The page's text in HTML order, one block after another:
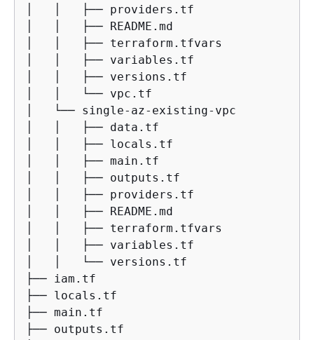
│   │   ├── providers.tf
│   │   ├── README.md
│   │   ├── terraform.tfvars
│   │   ├── variables.tf
│   │   ├── versions.tf
│   │   └── vpc.tf
│   └── single-az-existing-vpc
│   │   ├── data.tf
│   │   ├── locals.tf
│   │   ├── main.tf
│   │   ├── outputs.tf
│   │   ├── providers.tf
│   │   ├── README.md
│   │   ├── terraform.tfvars
│   │   ├── variables.tf
│   │   └── versions.tf
├── iam.tf
├── locals.tf
├── main.tf
├── outputs.tf